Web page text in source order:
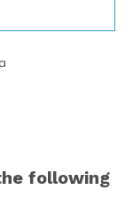
following